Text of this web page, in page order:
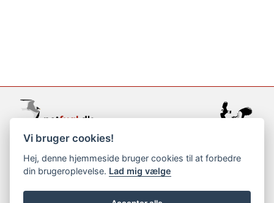
support@netfugl.dk
copyright © 2002-2023
Vi bruger cookies!
Hej, denne hjemmeside bruger cookies til at forbedre
din brugeroplevelse. Lad mig vælge